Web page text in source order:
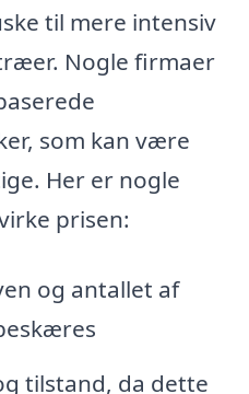
til mere intensiv
Nogle firmaer
som kan være
Her er nogle
prisen:
og antallet af
tilstand, da dette